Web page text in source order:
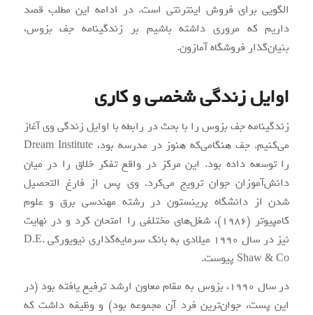
الگویی برای فروش اینترنتی است. در ادامه این مطلب قصد
داریم که مروری داشته باشیم بر زندگینامه جف بزوس،
بنیان‌گذار فروشگاه آمازون.
اوایل زندگی شخصی و کاری
زندگینامه جف بزوس را با بحث در رابطه با اوایل زندگی وی آغاز
می‌کنیم. جف هنگامی‌که هنوز در مدرسه بود، Dream Institute
را توسعه داده بود. این مرکز در واقع تفکر خلاق را در میان
دانش‌آموزان جوان ترویج می‌کرد. وی پس از فارغ التحصیل
شدن از دانشگاه پرینستون در رشته مهندسی برق و علوم
کامپیوتر (1986)، شغل‌های مختلفی را امتحان کرد و در نهایت
نیز در سال 1990 میلادی به بانک سرمایه‌گذاری نیویورکی D.E.
Shaw & Co پیوست.
در سال 1990، بزوس به مقام معاون ارشد ترفیع یافته بود (در
این پست، جوان‌ترین فرد آن مجموعه بود) و وظیفه داشت که